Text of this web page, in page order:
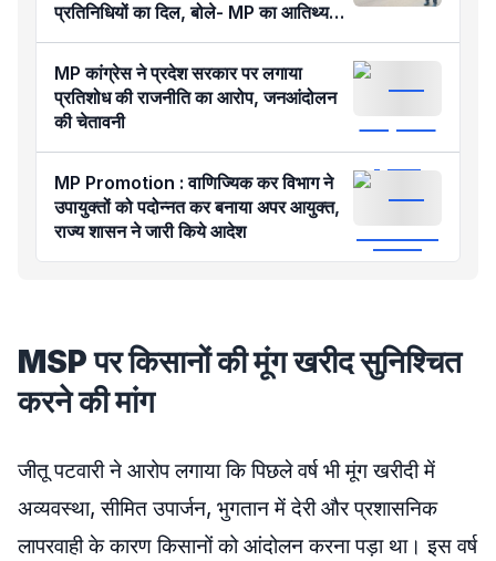
प्रतिनिधियों का दिल, बोले- MP का आतिथ्य
हमेशा रहेगा याद
MP कांग्रेस ने प्रदेश सरकार पर लगाया
प्रतिशोध की राजनीति का आरोप, जनआंदोलन
की चेतावनी
MP Promotion : वाणिज्यिक कर विभाग ने
उपायुक्तों को पदोन्नत कर बनाया अपर आयुक्त,
राज्य शासन ने जारी किये आदेश
MSP पर किसानों की मूंग खरीद सुनिश्चित
करने की मांग
जीतू पटवारी ने आरोप लगाया कि पिछले वर्ष भी मूंग खरीदी में
अव्यवस्था, सीमित उपार्जन, भुगतान में देरी और प्रशासनिक
लापरवाही के कारण किसानों को आंदोलन करना पड़ा था। इस वर्ष